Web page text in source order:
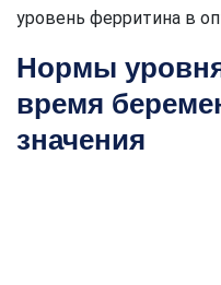
уровень ферритина в
Нормы
время
значения